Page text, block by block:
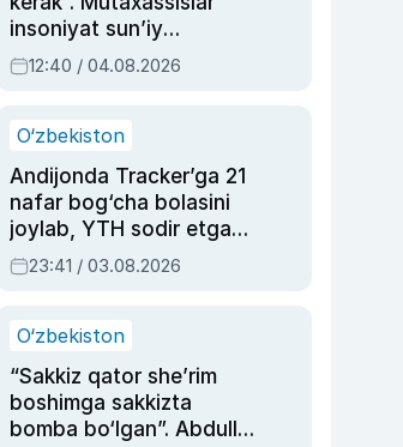
insoniyat sun’iy
intellektni boshqara
olmay qolishidan xavotir
12:40 / 04.08.2026
O‘zbekiston
Andijonda Tracker’ga 21
nafar bog‘cha bolasini
joylab, YTH sodir etgan
ayolga sud hukmi o‘qildi
23:41 / 03.08.2026
O‘zbekiston
“Sakkiz qator she’rim
boshimga sakkizta
bomba bo‘lgan”. Abdulla